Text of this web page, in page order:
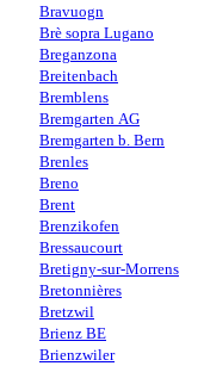
Bravuogn
Brè sopra Lugano
Breganzona
Breitenbach
Bremblens
Bremgarten AG
Bremgarten b. Bern
Brenles
Breno
Brent
Brenzikofen
Bressaucourt
Bretigny-sur-Morrens
Bretonnières
Bretzwil
Brienz BE
Brienzwiler